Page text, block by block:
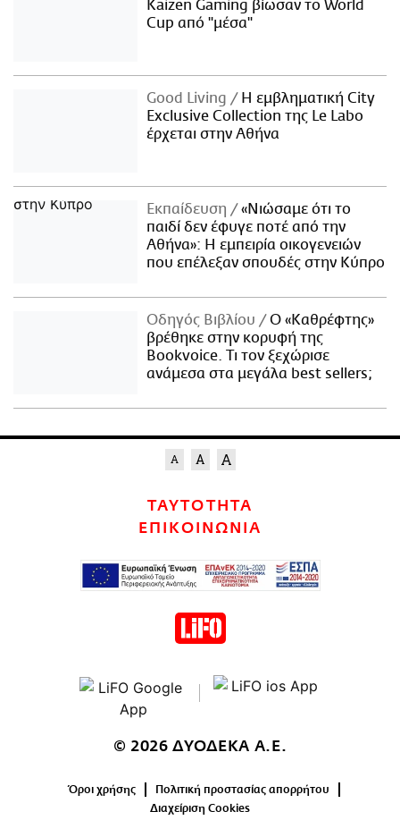
Kaizen Gaming βίωσαν το World
Cup από "μέσα"
Good Living
Η εμβληματική City
Exclusive Collection της Le Labo
έρχεται στην Αθήνα
Εκπαίδευση
«Νιώσαμε ότι το
παιδί δεν έφυγε ποτέ από την
Αθήνα»: Η εμπειρία οικογενειών
που επέλεξαν σπουδές στην Κύπρο
Οδηγός Βιβλίου
Ο «Καθρέφτης»
βρέθηκε στην κορυφή της
Bookvoice. Τι τον ξεχώρισε
ανάμεσα στα μεγάλα best sellers;
ΤΑΥΤΟΤΗΤΑ
ΕΠΙΚΟΙΝΩΝΙΑ
© 2026 ΔΥΟΔΕΚΑ Α.Ε.
Όροι χρήσης
Πολιτική προστασίας απορρήτου
Διαχείριση Cookies